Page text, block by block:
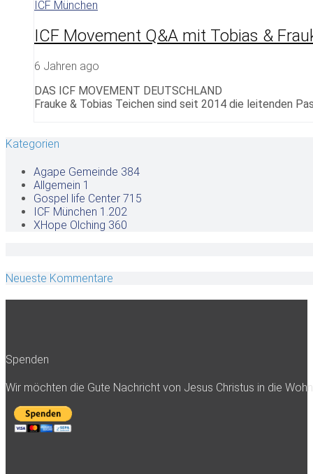
ICF München
ICF Movement Q&A mit Tobias &
6 Jahren ago
DAS ICF MOVEMENT DEUTSCHLAND
Frauke & Tobias Teichen sind seit 2014 die leitenden
Kategorien
Agape Gemeinde 384
Allgemein 1
Gospel life Center 715
ICF München 1.202
XHope Olching 360
Neueste Kommentare
Spenden
Wir möchten die Gute Nachricht von Jesus Christus in die